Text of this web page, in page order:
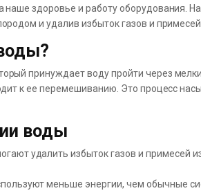
здоровье и работу оборудования.
и удалив избыток газов и
принуждает воду пройти через
к ее перемешиванию. Это процесс
воды
удалить избыток газов и примесей
меньше энергии, чем обычные